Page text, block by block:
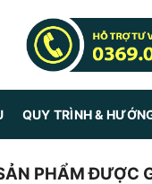
QUY TRÌNH &
PHẨM ĐƯỢC